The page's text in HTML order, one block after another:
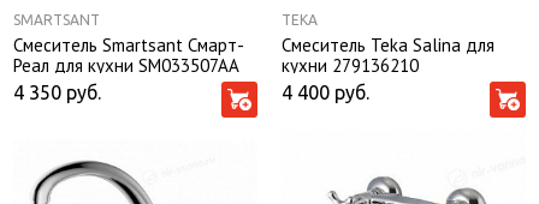
SMARTSANT
Смеситель Smartsant Смарт-
Реал для кухни SM033507AA
4 350 руб.
TEKA
Смеситель Teka Salina для
кухни 279136210
4 400 руб.